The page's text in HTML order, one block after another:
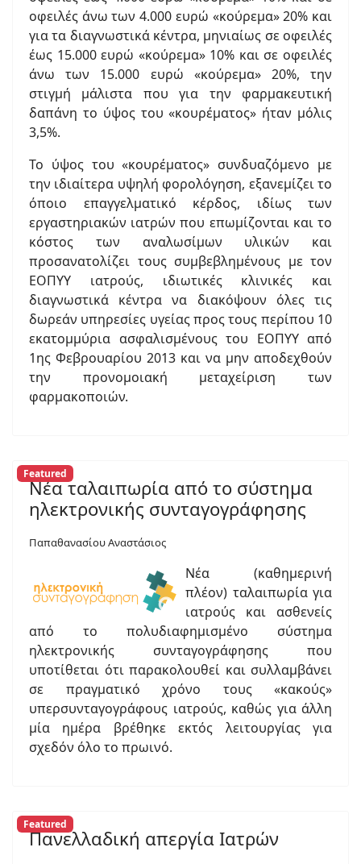
οφειλές άνω των 4.000 ευρώ «κούρεμα» 20% και
για τα διαγνωστικά κέντρα, μηνιαίως σε οφειλές
έως 15.000 ευρώ «κούρεμα» 10% και σε οφειλές
άνω των 15.000 ευρώ «κούρεμα» 20%, την
στιγμή μάλιστα που για την φαρμακευτική
δαπάνη το ύψος του «κουρέματος» ήταν μόλις
3,5%.
Το ύψος του «κουρέματος» συνδυαζόμενο με
την ιδιαίτερα υψηλή φορολόγηση, εξανεμίζει το
όποιο επαγγελματικό κέρδος, ιδίως των
εργαστηριακών ιατρών που επωμίζονται και το
κόστος των αναλωσίμων υλικών και
προσανατολίζει τους συμβεβλημένους με τον
ΕΟΠΥΥ ιατρούς, ιδιωτικές κλινικές και
διαγνωστικά κέντρα να διακόψουν όλες τις
δωρεάν υπηρεσίες υγείας προς τους περίπου 10
εκατομμύρια ασφαλισμένους του ΕΟΠΥΥ από
1ης Φεβρουαρίου 2013 και να μην αποδεχθούν
την προνομοιακή μεταχείριση των
φαρμακοποιών.
Featured
Νέα ταλαιπωρία από το σύστημα
ηλεκτρονικής συνταγογράφησης
Παπαθανασίου Αναστάσιος
Νέα (καθημερινή
πλέον) ταλαιπωρία για
ιατρούς και ασθενείς
από το πολυδιαφημισμένο σύστημα
ηλεκτρονικής συνταγογράφησης που
υποτίθεται ότι παρακολουθεί και συλλαμβάνει
σε πραγματικό χρόνο τους «κακούς»
υπερσυνταγογράφους ιατρούς, καθώς για άλλη
μία ημέρα βρέθηκε εκτός λειτουργίας για
σχεδόν όλο το πρωινό.
Featured
Πανελλαδική απεργία Ιατρών